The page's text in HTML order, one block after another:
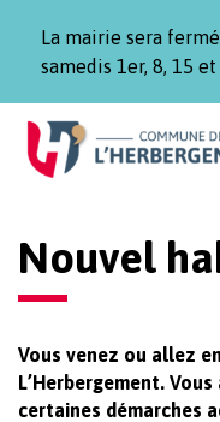
La mairie sera
samedis 1er, 8, 15
Aller
Aller
contenu
Aller
pied
Nouvel
Vous venez ou allez
L’Herbergement.
certaines démarches